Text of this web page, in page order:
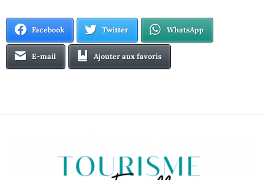
Facebook Twitter WhatsApp
E-mail Ajouter aux favoris